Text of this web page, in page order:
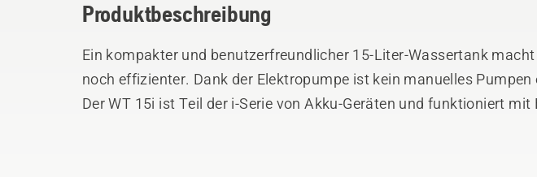
Produktbeschreibung
Ein kompakter und benutzerfreundlicher 15-Liter-Wassertank
noch effizienter. Dank der Elektropumpe ist kein manuelles Pumpen
Der WT 15i ist Teil der i-Serie von Akku-Geräten und funktioniert mit